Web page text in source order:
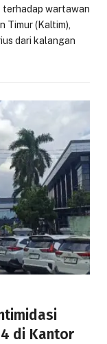
terhadap wartawan
Timur (Kaltim),
dari kalangan
di Kantor